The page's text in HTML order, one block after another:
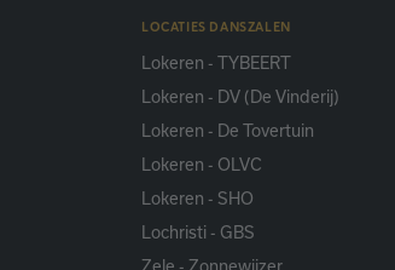
LOCATIES DANSZALEN
Lokeren - TYBEERT
Lokeren - DV (De Vinderij)
Lokeren - De Tovertuin
Lokeren - OLVC
Lokeren - SHO
Lochristi - GBS